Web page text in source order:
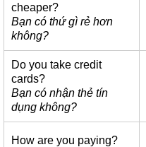
cheaper?
Bạn có thứ gì rẻ hơn
không?
Do you take credit
cards?
Bạn có nhận thẻ tín
dụng không?
How are you paying?